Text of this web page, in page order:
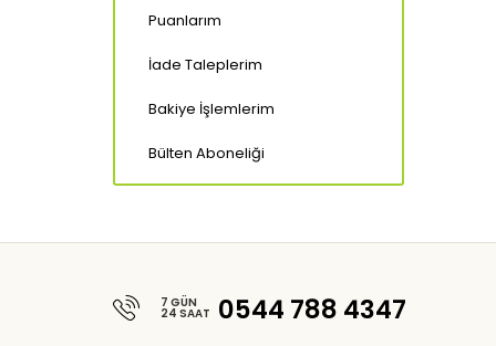
Puanlarım
İade Taleplerim
Bakiye İşlemlerim
Bülten Aboneliği
7 GÜN
24 SAAT 0544 788 4347